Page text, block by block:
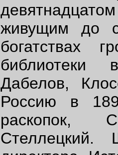
живущим до
богатствах
библиотеки
Дабелов,
Россию в
раскопок,
Стеллецкий.